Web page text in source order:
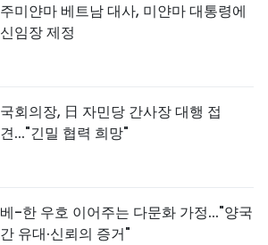
주미얀마 베트남 대사, 미얀마 대통령에
신임장 제정
국회의장, 日 자민당 간사장 대행 접
견..."긴밀 협력 희망"
베-한 우호 이어주는 다문화 가정..."양국
간 유대·신뢰의 증거"